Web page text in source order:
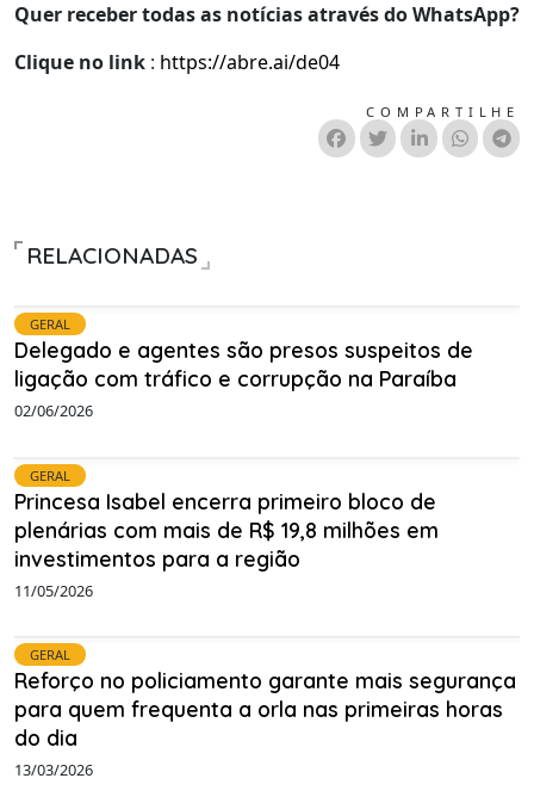
Quer receber todas as notícias através do WhatsApp?
Clique no link : https://abre.ai/de04
COMPARTILHE
RELACIONADAS
GERAL
Delegado e agentes são presos suspeitos de
ligação com tráfico e corrupção na Paraíba
02/06/2026
GERAL
Princesa Isabel encerra primeiro bloco de
plenárias com mais de R$ 19,8 milhões em
investimentos para a região
11/05/2026
GERAL
Reforço no policiamento garante mais segurança
para quem frequenta a orla nas primeiras horas
do dia
13/03/2026